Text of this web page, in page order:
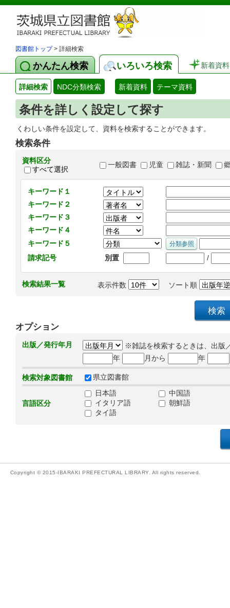
図書館トップ> 詳細検索
かんたん検索 いろいろ検索 新着資料
詳細検索 NDC分類検索 新着資料 テーマ資料
条件を詳しく設定して探す
くわしい条件を設定して、資料を検索することができます。
検索条件
資料区分
すべて選択
一般図書 児童 雑誌・新聞
キーワード１
キーワード２
キーワード３
キーワード４
キーワード５
請求記号
別置 /
検索結果一覧 表示件数 ソート順
オプション
出版／発行年月
※雑誌を検索するときは、出版
年
月から 年
検索対象図書館 県立図書館
言語区分
日本語
中国語
イタリア語
朝鮮語
タイ語
Copyright © 2015-IBARAKI PREFECTURAL LIBRARY. All rights reserved.